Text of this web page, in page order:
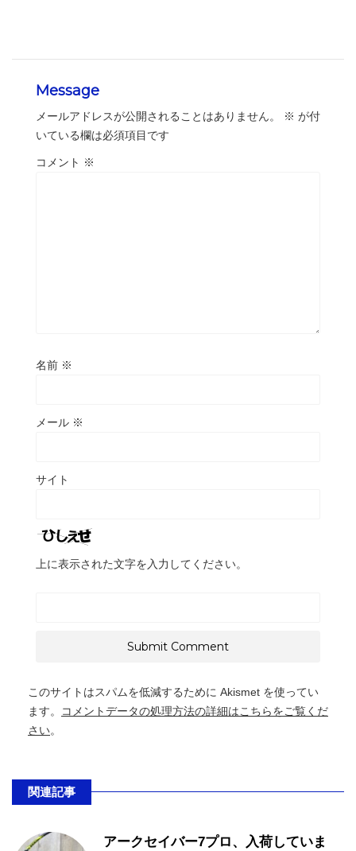
Message
メールアドレスが公開されることはありません。 ※ が付
いている欄は必須項目です
コメント ※
名前 ※
メール ※
サイト
上に表示された文字を入力してください。
このサイトはスパムを低減するために Akismet を使ってい
ます。
コメントデータの処理方法の詳細はこちらをご覧くだ
さい。
関連記事
アークセイバー7プロ、入荷していま